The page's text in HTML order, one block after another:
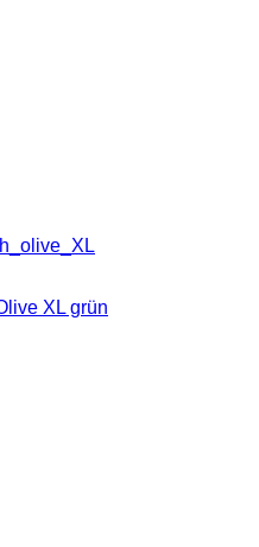
XL grün